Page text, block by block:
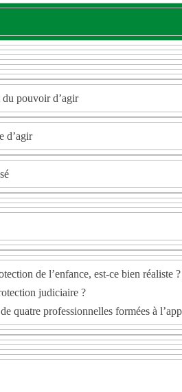
du pouvoir d’agir
d’agir
de l’enfance, est-ce bien
judiciaire ?
quatre professionnelles formées à